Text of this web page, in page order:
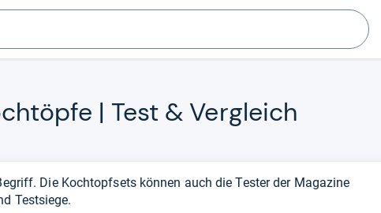
| Test & Ver­gleich
Die Kochtopfsets können auch die Tester der Magazine
Testsiege.